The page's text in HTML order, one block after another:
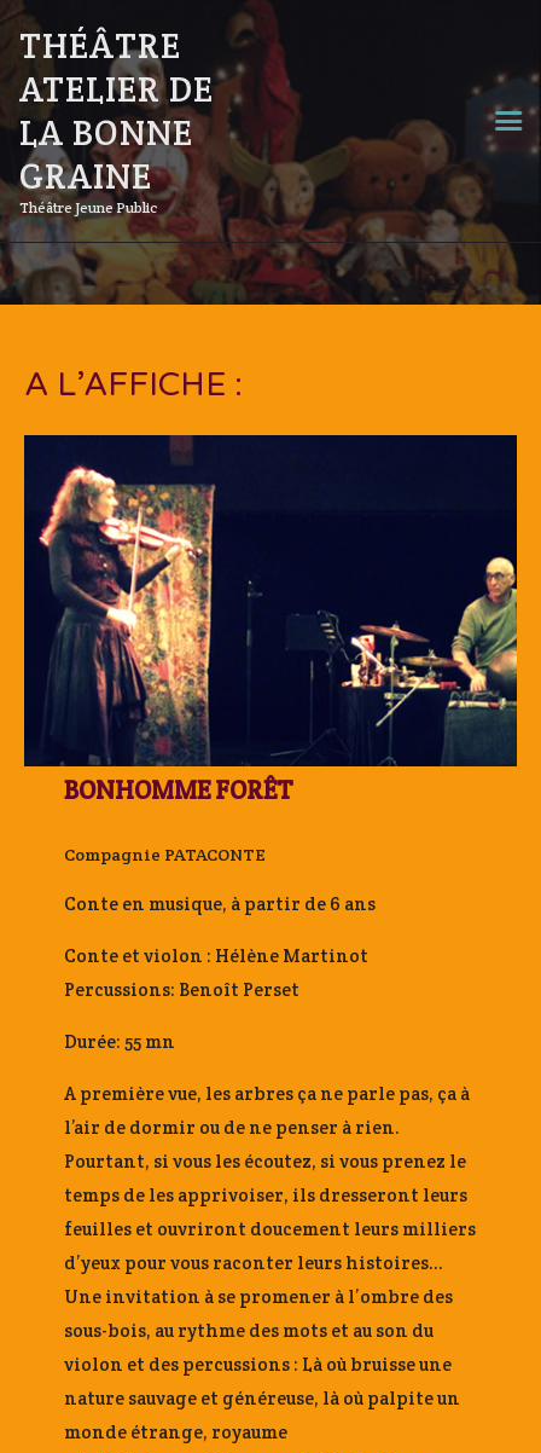
THÉÂTRE
ATELIER DE
LA BONNE
GRAINE
Théâtre Jeune Public
A L’AFFICHE :
BONHOMME FORÊT
Compagnie PATACONTE
Conte en musique, à partir de 6 ans
Conte et violon : Hélène Martinot
Percussions: Benoît Perset
Durée: 55 mn
A première vue, les arbres ça ne parle pas, ça à
l’air de dormir ou de ne penser à rien.
Pourtant, si vous les écoutez, si vous prenez le
temps de les apprivoiser, ils dresseront leurs
feuilles et ouvriront doucement leurs milliers
d’yeux pour vous raconter leurs histoires…
Une invitation à se promener à l’ombre des
sous-bois, au rythme des mots et au son du
violon et des percussions : Là où bruisse une
nature sauvage et généreuse, là où palpite un
monde étrange, royaume